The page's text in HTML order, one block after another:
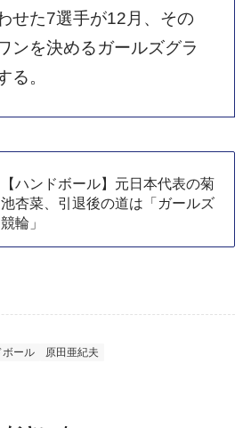
せた7選手が12月、その
ンを決めるガールズグラ
る。
【ハンドボール】元日本代表の菊
池杏菜、引退後の道は「ガールズ
競輪」
ボール 原田亜紀夫